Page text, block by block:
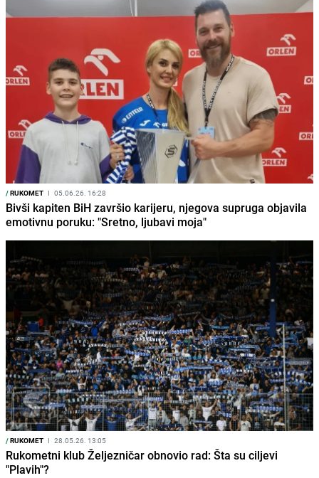
/RUKOMET I 05.06.26. 16:28
Bivši kapiten BiH završio karijeru, njegova supruga objavila
emotivnu poruku: "Sretno, ljubavi moja"
/RUKOMET I 28.05.26. 13:05
Rukometni klub Željezničar obnovio rad: Šta su ciljevi
"Plavih"?